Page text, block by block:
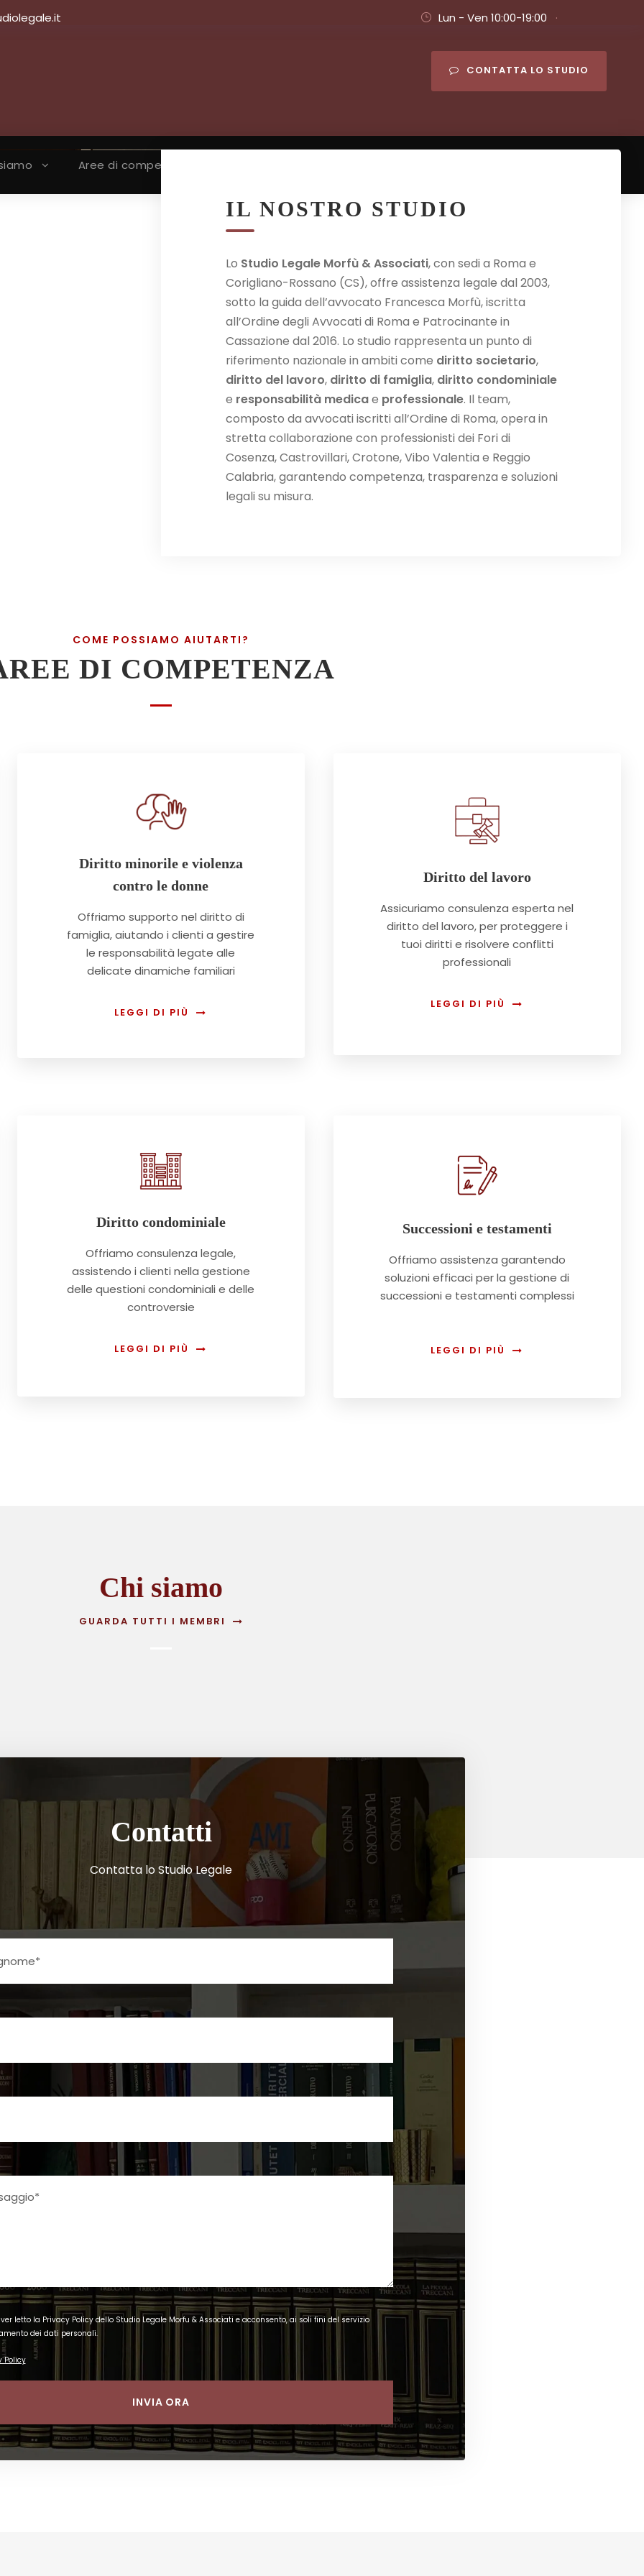
Lun - Ven 10:00-19:00 ·
CONTATTA LO STUDIO
Aree di competenza
IL NOSTRO STUDIO
Lo Studio Legale Morfù & Associati, con sedi a Roma e
Corigliano-Rossano (CS), offre assistenza legale dal 2003,
sotto la guida dell’avvocato Francesca Morfù, iscritta
all’Ordine degli Avvocati di Roma e Patrocinante in
Cassazione dal 2016. Lo studio rappresenta un punto di
riferimento nazionale in ambiti come diritto societario,
diritto del lavoro, diritto di famiglia, diritto condominiale
e responsabilità medicae professionale. Il team,
composto da avvocati iscritti all’Ordine di Roma, opera in
stretta collaborazione con professionisti dei Fori di
Cosenza, Castrovillari, Crotone, Vibo Valentia e Reggio
Calabria, garantendo competenza, trasparenza e soluzioni
legali su misura.
COME POSSIAMO AIUTARTI?
DI COMPETENZA
Diritto minorile e violenza
contro le donne
Offriamo supporto nel diritto di
famiglia, aiutando i clienti a gestire
le responsabilità legate alle
delicate dinamiche familiari
LEGGI DI PIÙ
Diritto del lavoro
Assicuriamo consulenza esperta nel
diritto del lavoro, per proteggere i
tuoi diritti e risolvere conflitti
professionali
LEGGI DI PIÙ
Diritto condominiale
Offriamo consulenza legale,
assistendo i clienti nella gestione
delle questioni condominiali e delle
controversie
LEGGI DI PIÙ
Successioni e testamenti
Offriamo assistenza garantendo
soluzioni efficaci per la gestione di
successioni e testamenti complessi
LEGGI DI PIÙ
Chi siamo
GUARDA TUTTI I MEMBRI
Contatti
Contatta lo Studio Legale
letto la Privacy Policy dello Studio Legale Morfu & Associati e acconsento, ai soli fini del servizio
dei dati personali.
Policy